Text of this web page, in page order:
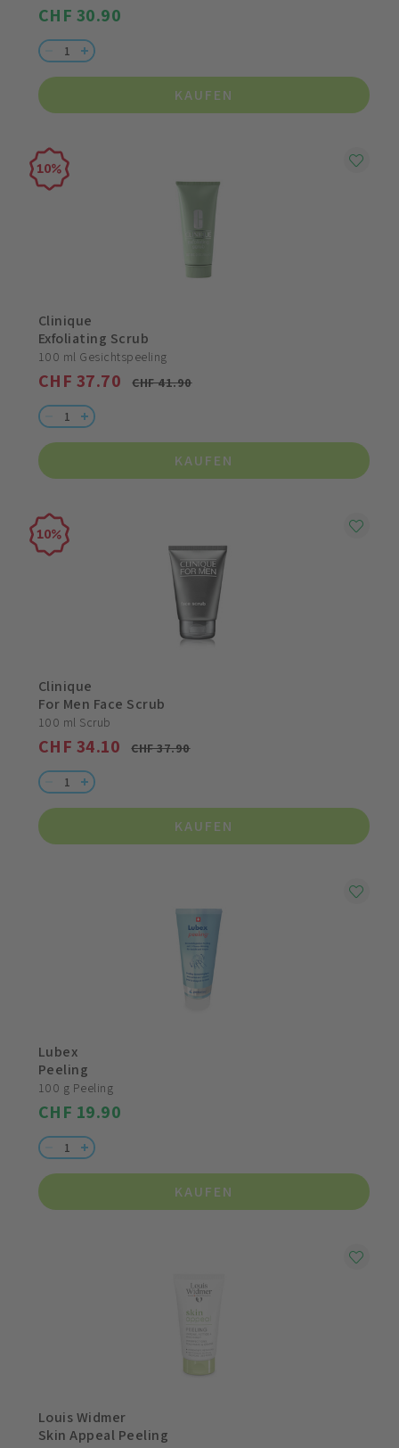
CHF 30.90
KAUFEN
10
Clinique
Exfoliating Scrub
100 ml Gesichtspeeling
CHF 41.90
CHF 37.70
KAUFEN
10
Clinique
For Men Face Scrub
100 ml Scrub
CHF 37.90
CHF 34.10
KAUFEN
Lubex
Peeling
100 g Peeling
CHF 19.90
KAUFEN
Louis Widmer
Skin Appeal Peeling